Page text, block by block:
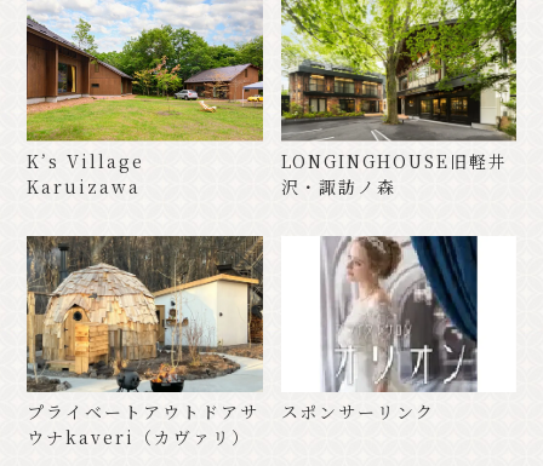
PR
K’s Village
Karuizawa
LONGINGHOUSE旧軽井
沢・諏訪ノ森
プライベートアウトドアサ
ウナkaveri（カヴァリ）
スポンサーリンク